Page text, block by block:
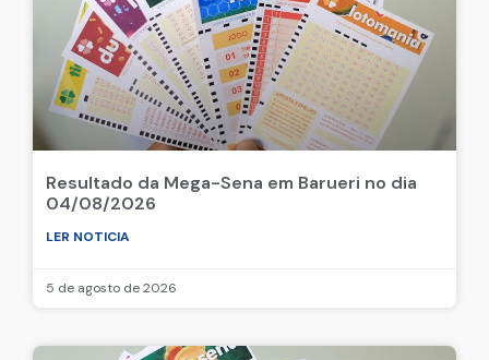
Resultado da Mega-Sena em Barueri no dia
04/08/2026
LER NOTICIA
5 de agosto de 2026